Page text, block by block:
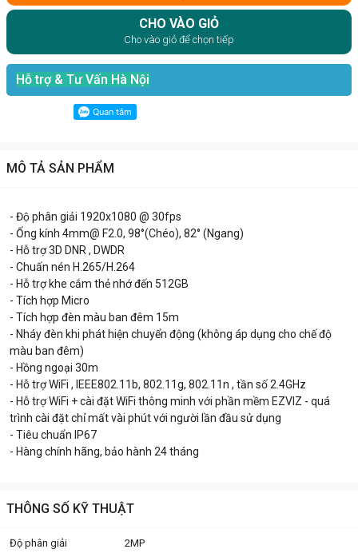
CHO VÀO GIỎ
Cho vào giỏ để chọn tiếp
Hỗ trợ & Tư Vấn Hà Nội
MÔ TẢ SẢN PHẨM
- Độ phân giải 1920x1080 @ 30fps
- Ống kính 4mm@ F2.0, 98°(Chéo), 82° (Ngang)
- Hỗ trợ 3D DNR , DWDR
- Chuấn nén H.265/H.264
- Hỗ trợ khe cắm thẻ nhớ đến 512GB
- Tích hợp Micro
- Tích hợp đèn màu ban đêm 15m
- Nháy đèn khi phát hiện chuyển động (không áp dụng cho chế độ
màu ban đêm)
- Hồng ngoại 30m
- Hỗ trợ WiFi , IEEE802.11b, 802.11g, 802.11n , tần số 2.4GHz
- Hỗ trợ WiFi + cài đặt WiFi thông minh với phần mềm EZVIZ - quá
trình cài đặt chỉ mất vài phút với người lần đầu sử dụng
- Tiêu chuẩn IP67
- Hàng chính hãng, bảo hành 24 tháng
THÔNG SỐ KỸ THUẬT
Độ phân giải 2MP